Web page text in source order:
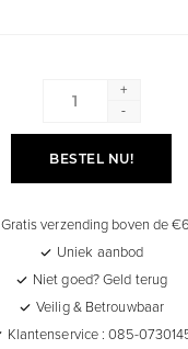
+
-
BESTEL NU!
Gratis verzending boven de
Uniek aanbod
Niet goed? Geld terug
Veilig & Betrouwbaar
Klantenservice : 085-